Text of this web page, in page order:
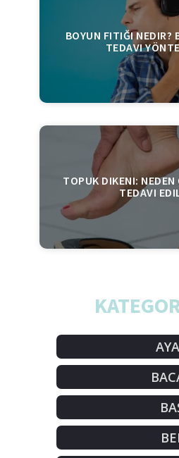
BOYUN FITIĞI NEDIR?
TEDAVI
TOPUK DIKENI: NEDEN
TEDAVI